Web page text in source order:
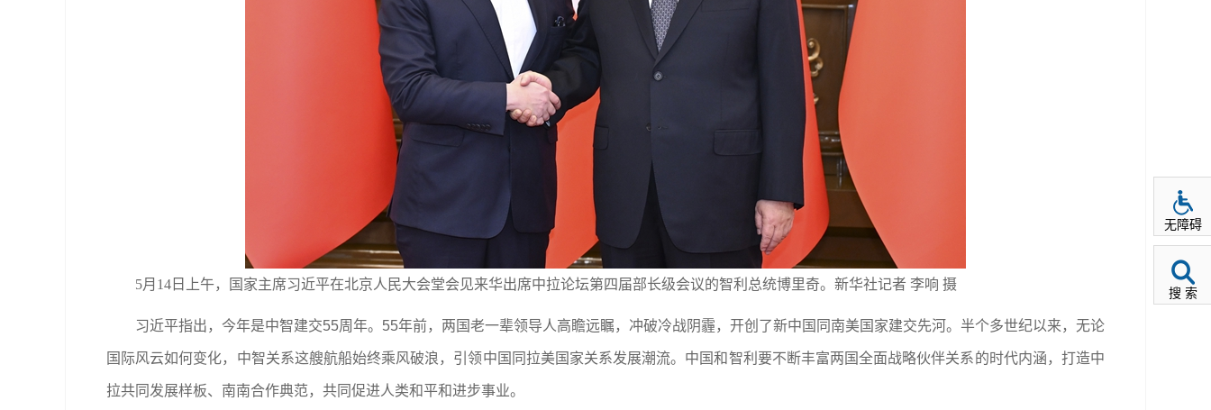
5月14日上午，国家主席习近平在北京人民大会堂会见来华出席中拉论坛第四届部长级会议的智利总统博里奇。新华社记者 李响 摄
习近平指出，今年是中智建交55周年。55年前，两国老一辈领导人高瞻远瞩，冲破冷战阴霾，开创了新中国同南美国家建交先河。半个多世纪以来，无论
国际风云如何变化，中智关系这艘航船始终乘风破浪，引领中国同拉美国家关系发展潮流。中国和智利要不断丰富两国全面战略伙伴关系的时代内涵，打造中
拉共同发展样板、南南合作典范，共同促进人类和平和进步事业。
无障碍
搜 索